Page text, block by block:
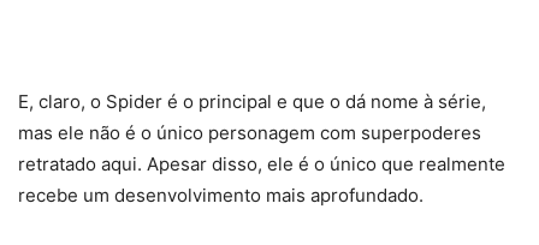
E, claro, o Spider é o principal e que o dá nome à série,
mas ele não é o único personagem com superpoderes
retratado aqui. Apesar disso, ele é o único que realmente
recebe um desenvolvimento mais aprofundado.